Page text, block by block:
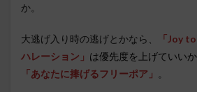
か。
大逃げ入り時の逃げとかなら、
「Joy
ハレーション」 は優先度を上げていい
「あなたに捧げるフリーポア」 。